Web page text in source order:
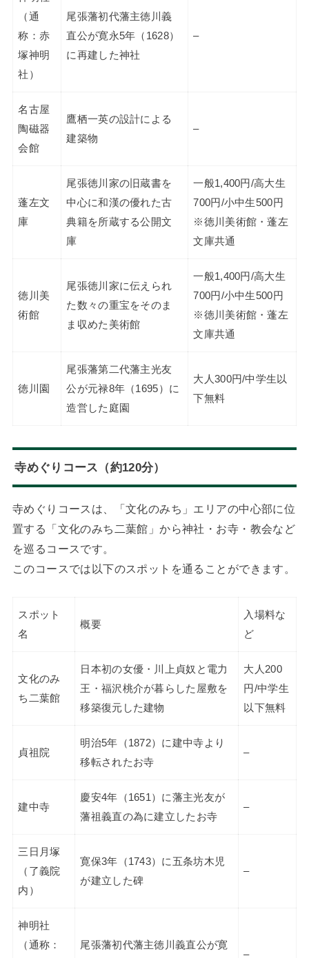
（通
称：赤
塚神明
社）
尾張藩初代藩主徳川義
直公が寛永5年（1628）
に再建した神社
–
名古屋
陶磁器
会館
鷹栖一英の設計による
建築物
–
蓬左文
庫
尾張徳川家の旧蔵書を
中心に和漢の優れた古
典籍を所蔵する公開文
庫
一般1,400円/高大生
700円/小中生500円
※徳川美術館・蓬左
文庫共通
徳川美
術館
尾張徳川家に伝えられ
た数々の重宝をそのま
ま収めた美術館
一般1,400円/高大生
700円/小中生500円
※徳川美術館・蓬左
文庫共通
徳川園
尾張藩第二代藩主光友
公が元禄8年（1695）に
造営した庭園
大人300円/中学生以
下無料
寺めぐりコース（約120分）
寺めぐりコースは、「文化のみち」エリアの中心部に位
置する「文化のみち二葉館」から神社・お寺・教会など
を巡るコースです。
このコースでは以下のスポットを通ることができます。
スポット
名
概要
入場料な
ど
文化のみ
ち二葉館
日本初の女優・川上貞奴と電力
王・福沢桃介が暮らした屋敷を
移築復元した建物
大人200
円/中学生
以下無料
貞祖院
明治5年（1872）に建中寺より
移転されたお寺
–
建中寺
慶安4年（1651）に藩主光友が
藩祖義直の為に建立したお寺
–
三日月塚
（了義院
内）
寛保3年（1743）に五条坊木児
が建立した碑
–
神明社
（通称：
尾張藩初代藩主徳川義直公が寛
–